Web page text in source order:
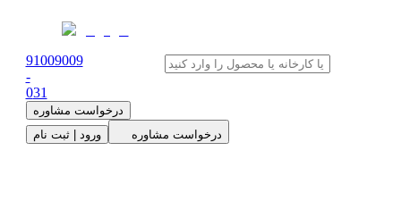
91009009
-
031
درخواست مشاوره
ورود | ثبت نام
درخواست مشاوره